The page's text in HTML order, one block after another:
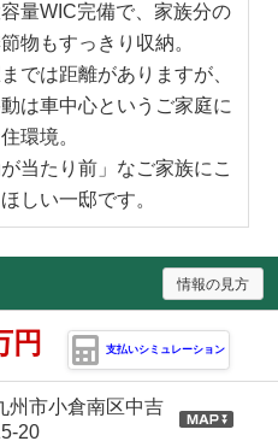
量WIC完備で、家族分の
物もすっきり収納。
では距離がありますが、
は車中心というご家庭に
環境。
が当たり前」なご家族にこ
しい一邸です。
情報の見方
円 支払いシミュレーション
州市小倉南区中吉
20